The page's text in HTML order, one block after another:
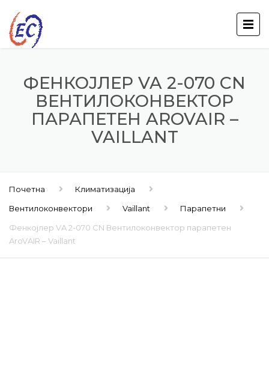
ФЕНКОЈЛЕР VA 2-070 CN
ВЕНТИЛОКОНВЕКТОР
ПАРАПЕТЕН AROVAIR –
VAILLANT
Почетна
Климатизација
Вентилоконвектори
Vaillant
Парапетни
Фенкојлер VA 2-070 CN Вентилоконвектор парапетен
AroVAIR – Vaillant